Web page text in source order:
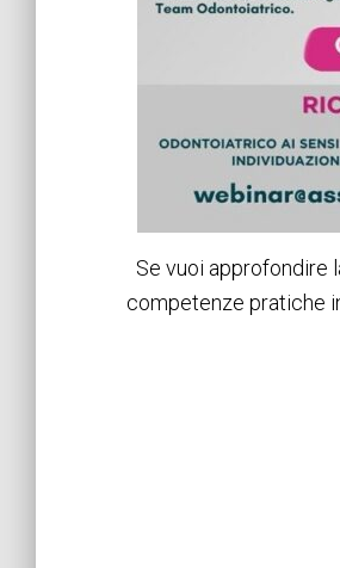
Se vuoi approfondire
competenze pratiche